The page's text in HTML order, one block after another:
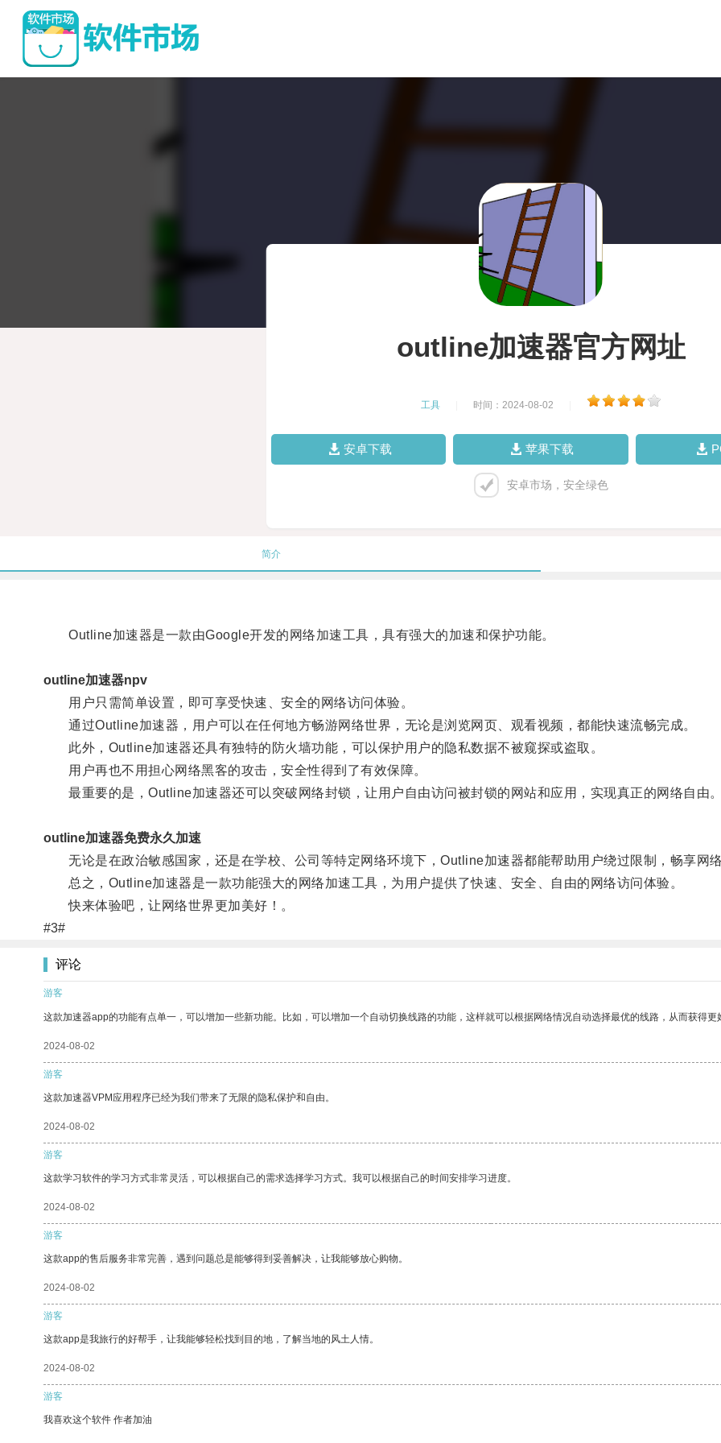
outline加速器官方网址
工具 时间：2024-08-02
安卓下载 苹果下载
安卓市场，安全绿色
简介
Outline加速器是一款由Google开发的网络加速工具，具有强大的加速和保护功能。
outline加速器npv
用户只需简单设置，即可享受快速、安全的网络访问体验。
通过Outline加速器，用户可以在任何地方畅游网络世界，无论是浏览网页、观看视频，都能快速流畅完成。
此外，Outline加速器还具有独特的防火墙功能，可以保护用户的隐私数据不被窥探或盗取。
用户再也不用担心网络黑客的攻击，安全性得到了有效保障。
最重要的是，Outline加速器还可以突破网络封锁，让用户自由访问被封锁的网站和应用，实现真正的网络自由。
outline加速器免费永久加速
无论是在政治敏感国家，还是在学校、公司等特定网络环境下，Outline加速器都能帮助用户绕过限制，畅享网络
总之，Outline加速器是一款功能强大的网络加速工具，为用户提供了快速、安全、自由的网络访问体验。
快来体验吧，让网络世界更加美好！。
#3#
评论
游客
这款加速器app的功能有点单一，可以增加一些新功能。比如，可以增加一个自动切换线路的功能，这样就可以根据网络情况自动选择最优的线路，从而获得更
2024-08-02
游客
这款加速器VPM应用程序已经为我们带来了无限的隐私保护和自由。
2024-08-02
游客
这款学习软件的学习方式非常灵活，可以根据自己的需求选择学习方式。我可以根据自己的时间安排学习进度。
2024-08-02
游客
这款app的售后服务非常完善，遇到问题总是能够得到妥善解决，让我能够放心购物。
2024-08-02
游客
这款app是我旅行的好帮手，让我能够轻松找到目的地，了解当地的风土人情。
2024-08-02
游客
我喜欢这个软件 作者加油